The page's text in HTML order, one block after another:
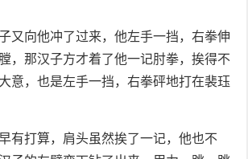
又向他冲了过来，他左手一挡，右拳伸
，那汉子方才着了他一记肘拳，挨得不
意，也是左手一挡，右拳砰地打在裴珏
有打算，肩头虽然挨了一记，他也不